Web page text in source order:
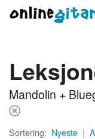
Meny
Logg inn
Bli medlem
Mandolin +
Sortering: Nyeste |